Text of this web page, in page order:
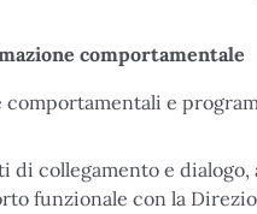
comportamentale
e
collegamento e
funzionale con la